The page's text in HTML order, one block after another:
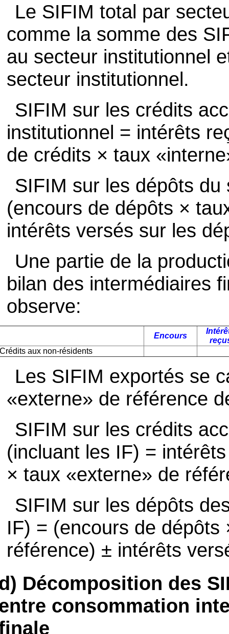
Le SIFIM total par
comme la somme des
au secteur institutionnel
secteur institutionnel.
SIFIM sur les crédits
institutionnel = intérêts
de crédits × taux
SIFIM sur les dépôts
(encours de dépôts ×
intérêts versés sur les
Une partie de la
bilan des intermédiaires
observe:
Encours
Crédits aux non-résidents
Les SIFIM exportés se
«externe» de référence
SIFIM sur les crédits
(incluant les IF) =
× taux «externe» de
SIFIM sur les dépôts
IF) = (encours de
référence) ± intérêts
Décomposition des
consommation